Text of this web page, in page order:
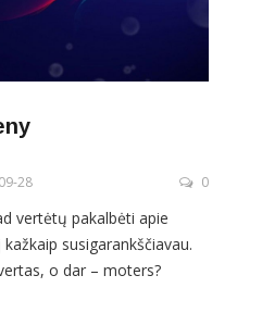
28 0
vertėtų pakalbėti apie
susigarankščiavau.
o dar – moters?